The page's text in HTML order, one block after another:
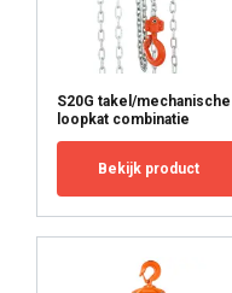
S20G takel/mechanische
loopkat combinatie
Bekijk product
SHOW DETAILS